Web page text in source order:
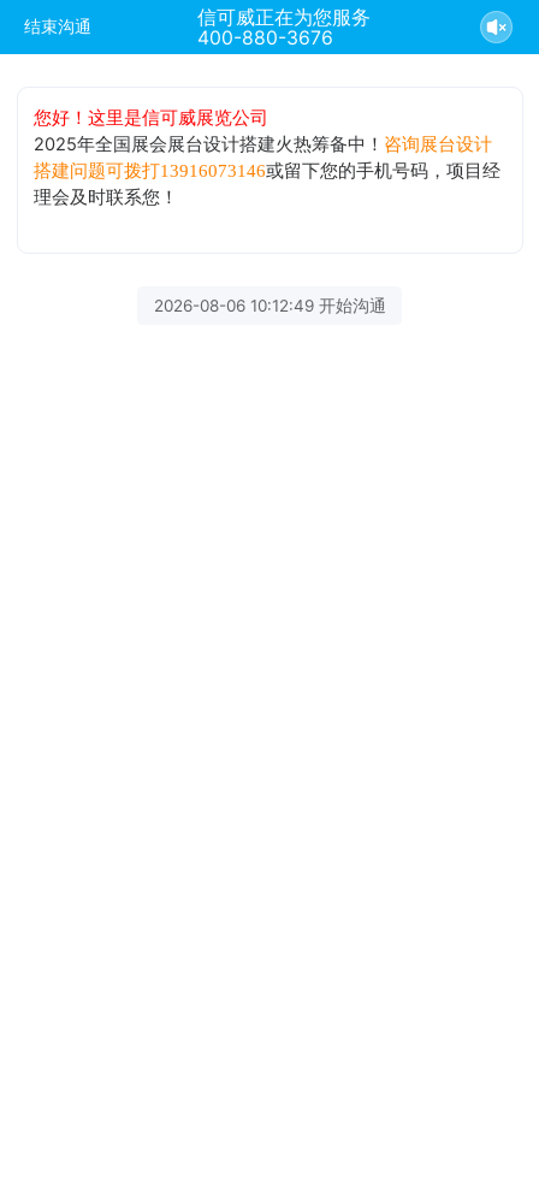
结束沟通
信可威正在为您服务
400-880-3676
您好！这里是信可威展览公司
2025年全国展会展台设计搭建火热筹备中！ 咨询展台设计
搭建问题可拨打13916073146或留下您的手机号码，项目经
理会及时联系您！
2026-08-06 10:12:49 开始沟通